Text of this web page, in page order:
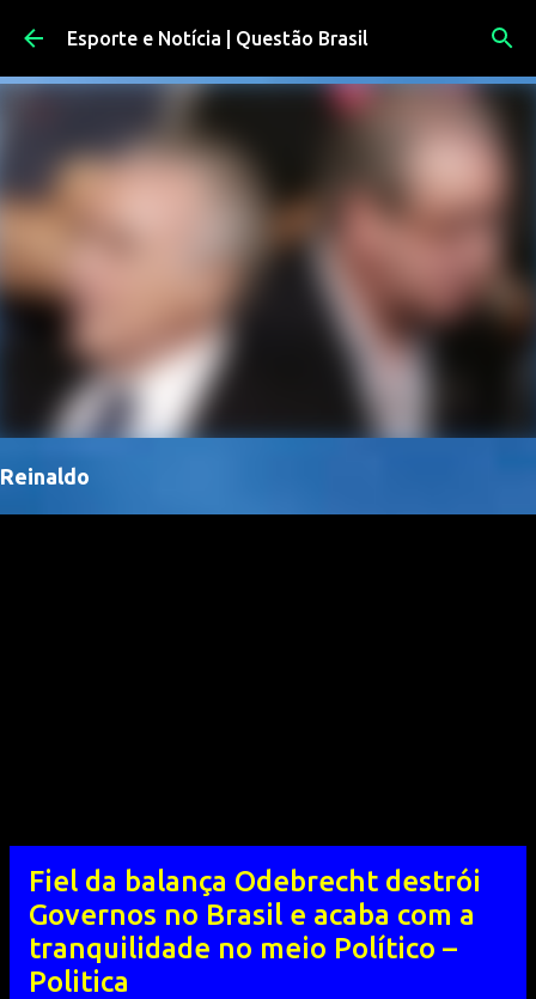
Pular para o conteúdo principal
Esporte e Notícia | Questão Brasil
Reinaldo
Fiel da balança Odebrecht destrói
Governos no Brasil e acaba com a
tranquilidade no meio Político –
Politica